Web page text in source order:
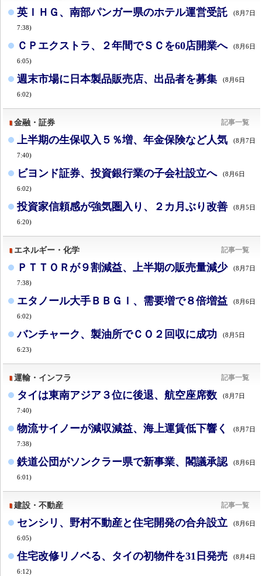
英ＩＨＧ、南部パンガー県のホテル運営受託 (8月7日
7:38)
ＣＰエクストラ、２年間でＳＣを60店開業へ (8月6日
6:05)
週末市場に日本製品販売店、出品者を募集 (8月6日
6:02)
金融・証券 記事一覧
上半期の生保収入５％増、年金保険など人気 (8月7日
7:40)
ビヨンド証券、投資銀行業の子会社設立へ (8月6日
6:02)
投資家信頼感が強気圏入り、２カ月ぶり改善 (8月5日
6:20)
エネルギー・化学 記事一覧
ＰＴＴＯＲが９割減益、上半期の販売量減少 (8月7日
7:38)
エタノール大手ＢＢＧＩ、需要増で８倍増益 (8月6日
6:02)
バンチャーク、製油所でＣＯ２回収に成功 (8月5日
6:23)
運輸・インフラ 記事一覧
タイは東南アジア３位に後退、航空座席数 (8月7日
7:40)
物流サイノーが減収減益、海上運賃低下響く (8月7日
7:38)
鉄道公団がソンクラー県で新事業、閣議承認 (8月6日
6:01)
建設・不動産 記事一覧
センシリ、野村不動産と住宅開発の合弁設立 (8月6日
6:05)
住宅改修リノベる、タイの初物件を31日発売 (8月4日
6:12)